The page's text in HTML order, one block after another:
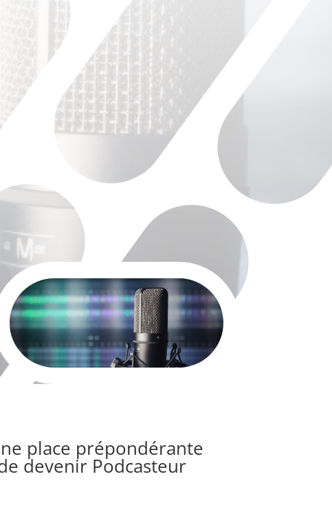
place prépondérante
devenir Podcasteur